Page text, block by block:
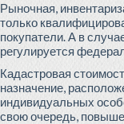
Рыночная,
только
покупатели. А в
регулируется
Кадастровая
назначение,
индивидуальных
свою очередь,